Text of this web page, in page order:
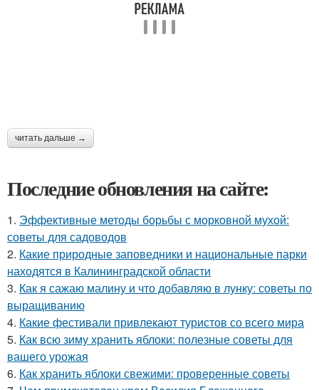
читать дальше →
Последние обновления на сайте:
1. Эффективные методы борьбы с морковной мухой:
советы для садоводов
2. Какие природные заповедники и национальные парки
находятся в Калининградской области
3. Как я сажаю малину и что добавляю в лунку: советы по
выращиванию
4. Какие фестивали привлекают туристов со всего мира
5. Как всю зиму хранить яблоки: полезные советы для
вашего урожая
6. Как хранить яблоки свежими: проверенные советы